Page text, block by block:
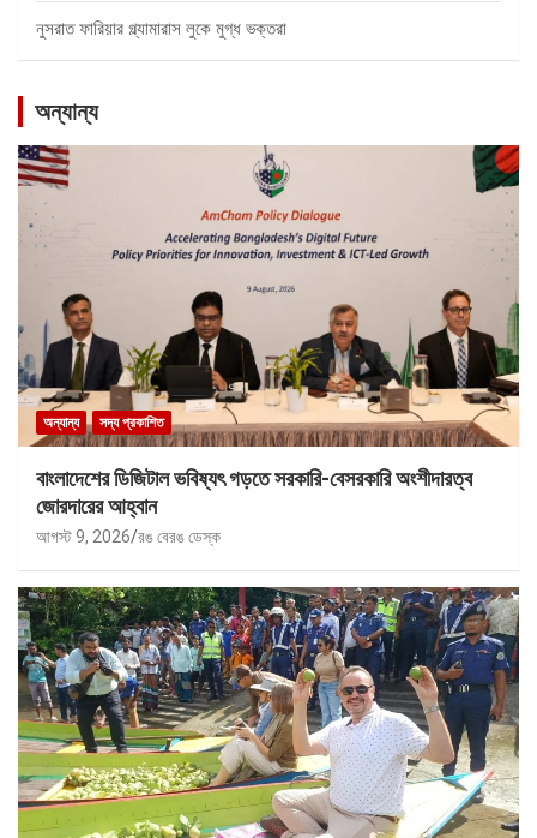
নুসরাত ফারিয়ার গ্ল্যামারাস লুকে মুগ্ধ ভক্তরা
অন্যান্য
অন্যান্য সদ্য প্রকাশিত
বাংলাদেশের ডিজিটাল ভবিষ্যৎ গড়তে সরকারি-বেসরকারি অংশীদারত্ব
জোরদারের আহ্বান
আগস্ট 9, 2026 রঙ বেরঙ ডেস্ক